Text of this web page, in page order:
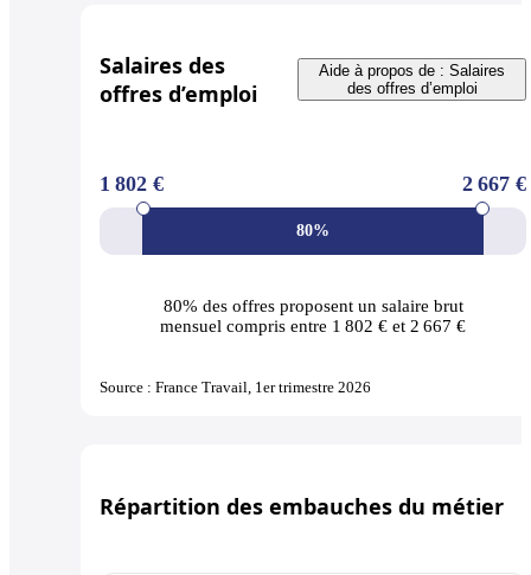
Salaires des
offres d’emploi
Aide à propos de : Salaires
des offres d’emploi
80%
1 802 € 2 667 €
80% des offresproposent un salaire brut
mensuel compris entre 1 802 € et 2 667 €
Source : France Travail, 1er trimestre 2026
Répartition des embauches du métier